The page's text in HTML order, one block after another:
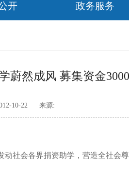
开 政务服务
蔚然成风 募集资金
10-22 来源:
会各界捐资助学，营造全社会